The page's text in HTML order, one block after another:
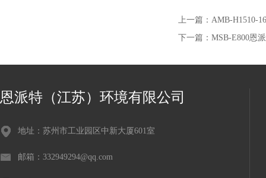
上一篇： AMB-H1510-
下一篇： MSB-E800恩
恩派特（江苏）环境有限公司
地址：苏州市工业园区中新大厦601室
邮箱：332949294@qq.com